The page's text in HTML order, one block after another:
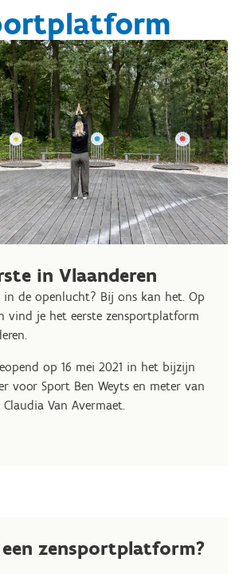
in Vlaanderen
in de openlucht? Bij ons kan het. Op
vind je het eerste zensportplatform
op 16 mei 2021 in het bijzijn
voor Sport Ben Weyts en meter van
Van Avermaet.
zensportplatform?